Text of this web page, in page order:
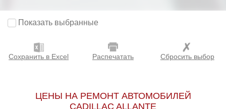
Показать выбранные
Сохранить в Excel Распечатать Сбросить выбор
ЦЕНЫ НА РЕМОНТ АВТОМОБИЛЕЙ
CADILLAC ALLANTE